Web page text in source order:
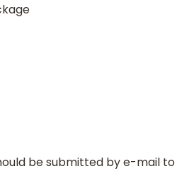
be submitted by e-mail to